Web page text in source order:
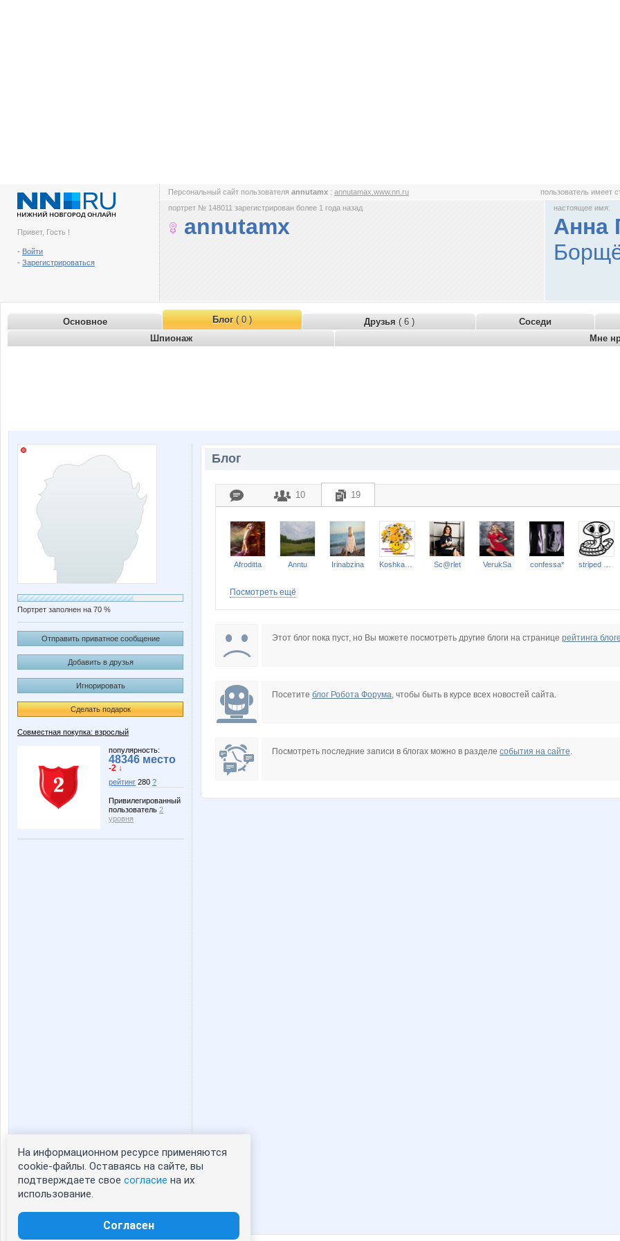
Привет, Гость !
- Войти
- Зарегистрироваться
Персональный сайт пользователя annutamx : annutamax.www.nn.ru пользователь имеет
портрет № 148011 зарегистрирован более 1 года назад
annutamx
настоящее имя:
Анна
Основное Блог( 0 ) Друзья ( 6 ) Соседи
Шпионаж
Мне
Портрет заполнен на 70 %
Отправить приватное сообщение
Добавить в друзья
Игнорировать
Сделать подарок
Совместная покупка: взрослый
популярность:
48346 место
-2 ↓
рейтинг 280 ?
Привилегированный
пользователь 2
уровня
Статистика портрета:
сейчас просматривают портрет - 0
зарегистрированные пользователи
Блог
10 19
Afroditta Anntu Irinabzina Sc@rlet VerukSa confessa*
Посмотреть ещё
Этот блог пока пуст, но Вы можете посмотреть другие блоги на странице рейтинга
Посетите блог Робота Форума, чтобы быть в курсе всех новостей сайта.
Посмотреть последние записи в блогах можно в разделе события на сайте.
На информационном ресурсе применяются
cookie-файлы. Оставаясь на сайте, вы
подтверждаете свое согласие на их
использование.
Согласен